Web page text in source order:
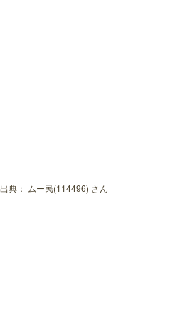
出典： ムー民(114496) さん